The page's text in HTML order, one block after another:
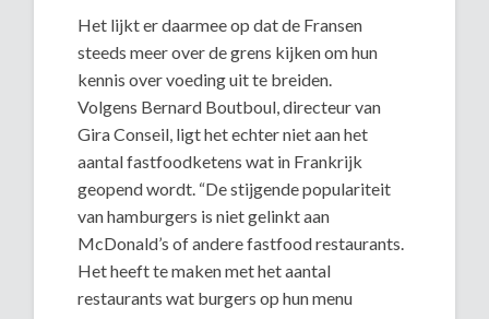
Het lijkt er daarmee op dat de Fransen
steeds meer over de grens kijken om hun
kennis over voeding uit te breiden.
Volgens Bernard Boutboul, directeur van
Gira Conseil, ligt het echter niet aan het
aantal fastfoodketens wat in Frankrijk
geopend wordt. “De stijgende populariteit
van hamburgers is niet gelinkt aan
McDonald’s of andere fastfood restaurants.
Het heeft te maken met het aantal
restaurants wat burgers op hun menu